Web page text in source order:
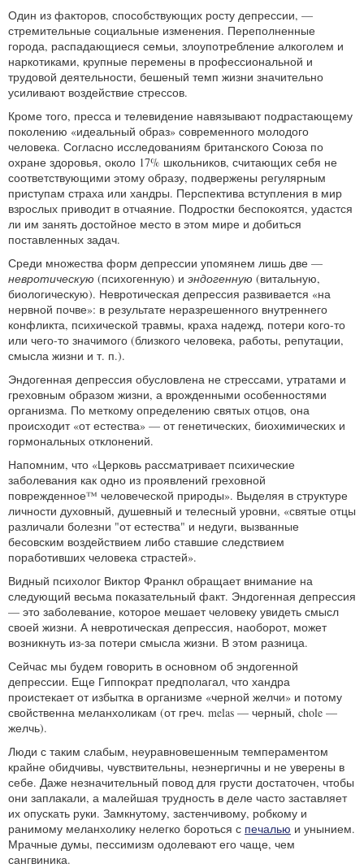
Один из факторов, способствующих росту депрессии, —
стремительные социальные изменения. Переполненные
города, распадающиеся семьи, злоупотребление алкоголем и
наркотиками, крупные перемены в профессиональной и
трудовой деятельности, бешеный темп жизни значительно
усиливают воздействие стрессов.
Кроме того, пресса и телевидение навязывают подрастающему
поколению «идеальный образ» современного молодого
человека. Согласно исследованиям британского Союза по
охране здоровья, около 17% школьников, считающих себя не
соответствующими этому образу, подвержены регулярным
приступам страха или хандры. Перспектива вступления в мир
взрослых приводит в отчаяние. Подростки беспокоятся, удастся
ли им занять достойное место в этом мире и добиться
поставленных задач.
Среди множества форм депрессии упомянем лишь две —
невротическую (психогенную) и эндогенную (витальную,
биологическую). Невротическая депрессия развивается «на
нервной почве»: в результате неразрешенного внутреннего
конфликта, психической травмы, краха надежд, потери кого-то
или чего-то значимого (близкого человека, работы, репутации,
смысла жизни и т. п.).
Эндогенная депрессия обусловлена не стрессами, утратами и
греховным образом жизни, а врожденными особенностями
организма. По меткому определению святых отцов, она
происходит «от естества» — от генетических, биохимических и
гормональных отклонений.
Напомним, что «Церковь рассматривает психические
заболевания как одно из проявлений греховной
поврежденное™ человеческой природы». Выделяя в структуре
личности духовный, душевный и телесный уровни, «святые отцы
различали болезни "от естества" и недуги, вызванные
бесовским воздействием либо ставшие следствием
поработивших человека страстей».
Видный психолог Виктор Франкл обращает внимание на
следующий весьма показательный факт. Эндогенная депрессия
— это заболевание, которое мешает человеку увидеть смысл
своей жизни. А невротическая депрессия, наоборот, может
возникнуть из-за потери смысла жизни. В этом разница.
Сейчас мы будем говорить в основном об эндогенной
депрессии. Еще Гиппократ предполагал, что хандра
проистекает от избытка в организме «черной желчи» и потому
свойственна меланхоликам (от греч. melas — черный, chole —
желчь).
Люди с таким слабым, неуравновешенным темпераментом
крайне обидчивы, чувствительны, неэнергичны и не уверены в
себе. Даже незначительный повод для грусти достаточен, чтобы
они заплакали, а малейшая трудность в деле часто заставляет
их опускать руки. Замкнутому, застенчивому, робкому и
ранимому меланхолику нелегко бороться с печалью и унынием.
Мрачные думы, пессимизм одолевают его чаще, чем
сангвиника.